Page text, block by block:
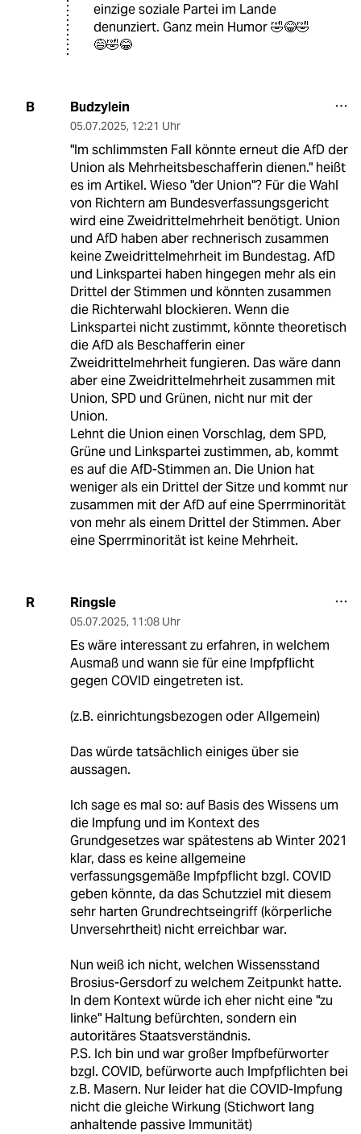
einzige soziale Partei im Lande
denunziert. Ganz mein Humor 🤣😂🤣
😅🤣😂
B Budzylein
05.07.2025, 12:21 Uhr
"Im schlimmsten Fall könnte erneut die AfD der
Union als Mehrheitsbeschafferin dienen." heißt
es im Artikel. Wieso "der Union"? Für die Wahl
von Richtern am Bundesverfassungsgericht
wird eine Zweidrittelmehrheit benötigt. Union
und AfD haben aber rechnerisch zusammen
keine Zweidrittelmehrheit im Bundestag. AfD
und Linkspartei haben hingegen mehr als ein
Drittel der Stimmen und könnten zusammen
die Richterwahl blockieren. Wenn die
Linkspartei nicht zustimmt, könnte theoretisch
die AfD als Beschafferin einer
Zweidrittelmehrheit fungieren. Das wäre dann
aber eine Zweidrittelmehrheit zusammen mit
Union, SPD und Grünen, nicht nur mit der
Union.
Lehnt die Union einen Vorschlag, dem SPD,
Grüne und Linkspartei zustimmen, ab, kommt
es auf die AfD-Stimmen an. Die Union hat
weniger als ein Drittel der Sitze und kommt nur
zusammen mit der AfD auf eine Sperrminorität
von mehr als einem Drittel der Stimmen. Aber
eine Sperrminorität ist keine Mehrheit.
R Ringsle
05.07.2025, 11:08 Uhr
Es wäre interessant zu erfahren, in welchem
Ausmaß und wann sie für eine Impfpflicht
gegen COVID eingetreten ist.
(z.B. einrichtungsbezogen oder Allgemein)
Das würde tatsächlich einiges über sie
aussagen.
Ich sage es mal so: auf Basis des Wissens um
die Impfung und im Kontext des
Grundgesetzes war spätestens ab Winter 2021
klar, dass es keine allgemeine
verfassungsgemäße Impfpflicht bzgl. COVID
geben könnte, da das Schutzziel mit diesem
sehr harten Grundrechtseingriff (körperliche
Unversehrtheit) nicht erreichbar war.
Nun weiß ich nicht, welchen Wissensstand
Brosius-Gersdorf zu welchem Zeitpunkt hatte.
In dem Kontext würde ich eher nicht eine "zu
linke" Haltung befürchten, sondern ein
autoritäres Staatsverständnis.
P.S. Ich bin und war großer Impfbefürworter
bzgl. COVID, befürworte auch Impfpflichten bei
z.B. Masern. Nur leider hat die COVID-Impfung
nicht die gleiche Wirkung (Stichwort lang
anhaltende passive Immunität)